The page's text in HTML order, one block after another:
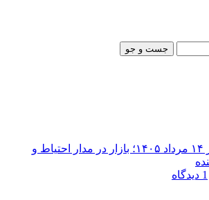
جست و جو
قیمت خودرو در ۱۴ مرداد ۱۴۰۵؛ بازار در مدار احتیاط و
1 دیدگاه